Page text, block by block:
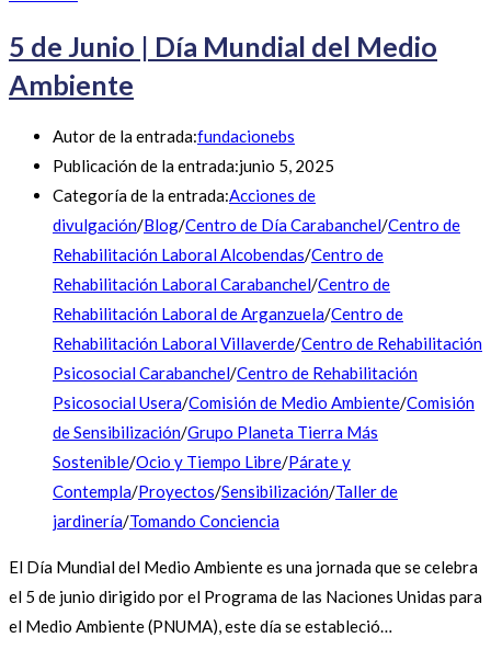
5 de Junio | Día Mundial del Medio
Ambiente
Autor de la entrada:fundacionebs
Publicación de la entrada:junio 5, 2025
Categoría de la entrada:Acciones de
divulgación/Blog/Centro de Día Carabanchel/Centro de
Rehabilitación Laboral Alcobendas/Centro de
Rehabilitación Laboral Carabanchel/Centro de
Rehabilitación Laboral de Arganzuela/Centro de
Rehabilitación Laboral Villaverde/Centro de Rehabilitación
Psicosocial Carabanchel/Centro de Rehabilitación
Psicosocial Usera/Comisión de Medio Ambiente/Comisión
de Sensibilización/Grupo Planeta Tierra Más
Sostenible/Ocio y Tiempo Libre/Párate y
Contempla/Proyectos/Sensibilización/Taller de
jardinería/Tomando Conciencia
El Día Mundial del Medio Ambiente es una jornada que se celebra
el 5 de junio dirigido por el Programa de las Naciones Unidas para
el Medio Ambiente (PNUMA), este día se estableció…